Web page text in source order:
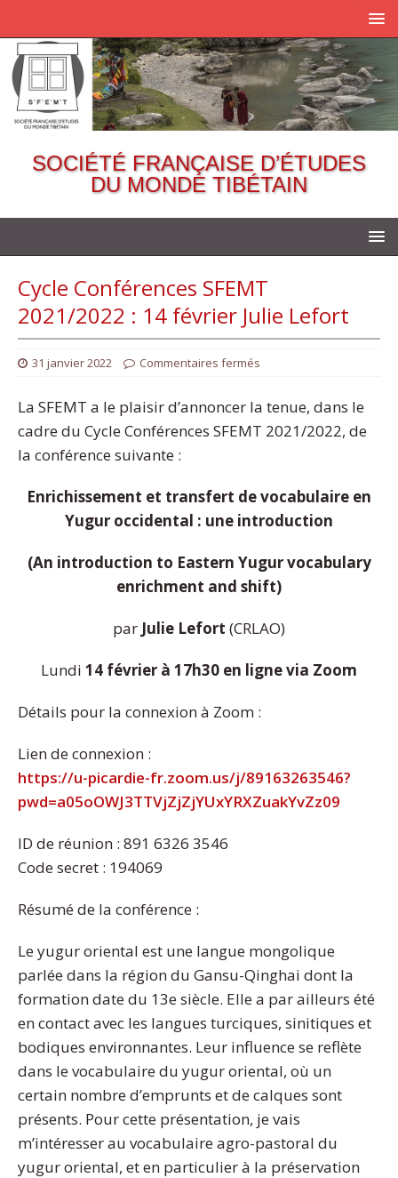
SOCIÉTÉ FRANÇAISE D’ÉTUDES
DU MONDE TIBÉTAIN
Cycle Conférences SFEMT
2021/2022 : 14 février Julie Lefort
31 janvier 2022 Commentaires fermés
La SFEMT a le plaisir d’annoncer la tenue, dans le
cadre du Cycle Conférences SFEMT 2021/2022, de
la conférence suivante :
Enrichissement et transfert de vocabulaire en
Yugur occidental : une introduction
(An introduction to Eastern Yugur vocabulary
enrichment and shift)
par Julie Lefort (CRLAO)
Lundi 14 février à 17h30 en ligne via Zoom
Détails pour la connexion à Zoom :
Lien de connexion :
https://u-picardie-fr.zoom.us/j/89163263546?
pwd=a05oOWJ3TTVjZjZjYUxYRXZuakYvZz09
ID de réunion : 891 6326 3546
Code secret : 194069
Résumé de la conférence :
Le yugur oriental est une langue mongolique
parlée dans la région du Gansu-Qinghai dont la
formation date du 13e siècle. Elle a par ailleurs été
en contact avec les langues turciques, sinitiques et
bodiques environnantes. Leur influence se reflète
dans le vocabulaire du yugur oriental, où un
certain nombre d’emprunts et de calques sont
présents. Pour cette présentation, je vais
m’intéresser au vocabulaire agro-pastoral du
yugur oriental, et en particulier à la préservation